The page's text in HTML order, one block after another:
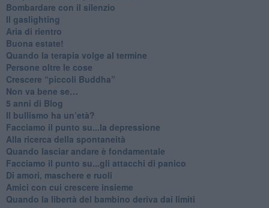
​Bombardare con il silenzio
Il gaslighting
Aria di rientro
Buona estate!
​Quando la terapia volge al termine
​Persone oltre le cose
​Crescere “piccoli Buddha”
Non va bene se…
​5 anni di Blog
​Il bullismo ha un’età?
Facciamo il punto su...la depressione
​Alla ricerca della spontaneità
​Quando lasciar andare è fondamentale
Facciamo il punto su...gli attacchi di panico
Di amori, maschere e ruoli
​Amici con cui crescere insieme
​Quando la libertà del bambino deriva dai limiti